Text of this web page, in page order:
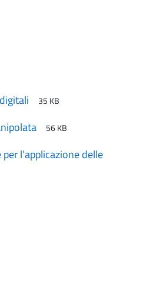
35 KB
56 KB
l’applicazione delle